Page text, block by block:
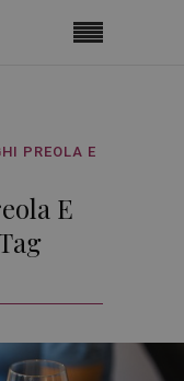
PREOLA E
E